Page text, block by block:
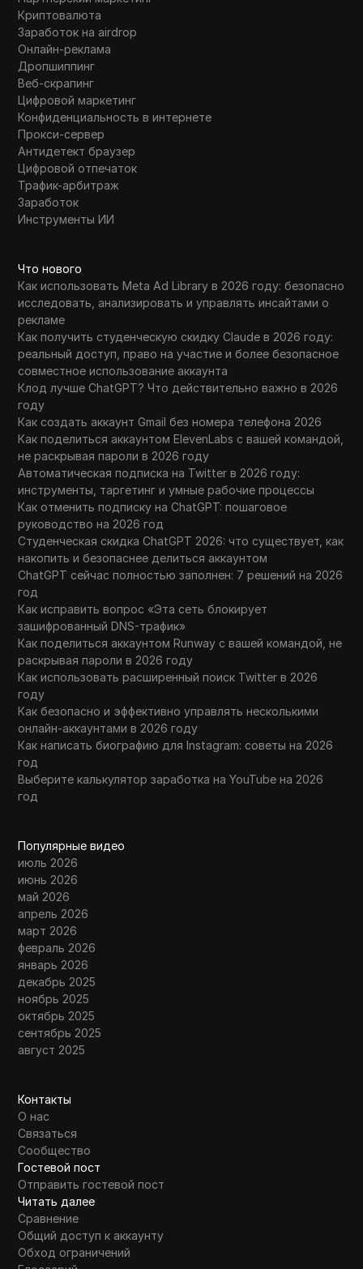
Криптовалюта
Заработок на airdrop
Онлайн-реклама
Дропшиппинг
Веб-скрапинг
Цифровой маркетинг
Конфиденциальность в интернете
Прокси-сервер
Антидетект браузер
Цифровой отпечаток
Трафик-арбитраж
Заработок
Инструменты ИИ
Что нового
Как использовать Meta Ad Library в 2026 году: безопасно
исследовать, анализировать и управлять инсайтами о
рекламе
Как получить студенческую скидку Claude в 2026 году:
реальный доступ, право на участие и более безопасное
совместное использование аккаунта
Клод лучше ChatGPT? Что действительно важно в 2026
году
Как создать аккаунт Gmail без номера телефона 2026
Как поделиться аккаунтом ElevenLabs с вашей командой,
не раскрывая пароли в 2026 году
Автоматическая подписка на Twitter в 2026 году:
инструменты, таргетинг и умные рабочие процессы
Как отменить подписку на ChatGPT: пошаговое
руководство на 2026 год
Студенческая скидка ChatGPT 2026: что существует, как
накопить и безопаснее делиться аккаунтом
ChatGPT сейчас полностью заполнен: 7 решений на 2026
год
Как исправить вопрос «Эта сеть блокирует
зашифрованный DNS-трафик»
Как поделиться аккаунтом Runway с вашей командой, не
раскрывая пароли в 2026 году
Как использовать расширенный поиск Twitter в 2026
году
Как безопасно и эффективно управлять несколькими
онлайн-аккаунтами в 2026 году
Как написать биографию для Instagram: советы на 2026
год
Выберите калькулятор заработка на YouTube на 2026
год
Популярные видео
июль 2026
июнь 2026
май 2026
апрель 2026
март 2026
февраль 2026
январь 2026
декабрь 2025
ноябрь 2025
октябрь 2025
сентябрь 2025
август 2025
Контакты
О нас
Связаться
Сообщество
Гостевой пост
Отправить гостевой пост
Читать далее
Сравнение
Общий доступ к аккаунту
Обход ограничений